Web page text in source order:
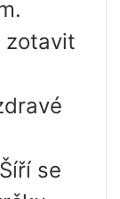
zotavit
se